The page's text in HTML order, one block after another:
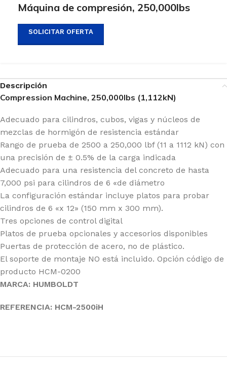
Máquina de compresión, 250,000lbs
SOLICITAR OFERTA
Descripción
Compression Machine, 250,000lbs (1,112kN)
Adecuado para cilindros, cubos, vigas y núcleos de
mezclas de hormigón de resistencia estándar
Rango de prueba de 2500 a 250,000 lbf (11 a 1112 kN) con
una precisión de ± 0.5% de la carga indicada
Adecuado para una resistencia del concreto de hasta
7,000 psi para cilindros de 6 «de diámetro
La configuración estándar incluye platos para probar
cilindros de 6 «x 12» (150 mm x 300 mm).
Tres opciones de control digital
Platos de prueba opcionales y accesorios disponibles
Puertas de protección de acero, no de plástico.
El soporte de montaje NO está incluido. Opción código de
producto HCM-0200
MARCA: HUMBOLDT
REFERENCIA: HCM-2500iH